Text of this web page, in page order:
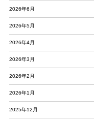
2026年6月
2026年5月
2026年4月
2026年3月
2026年2月
2026年1月
2025年12月